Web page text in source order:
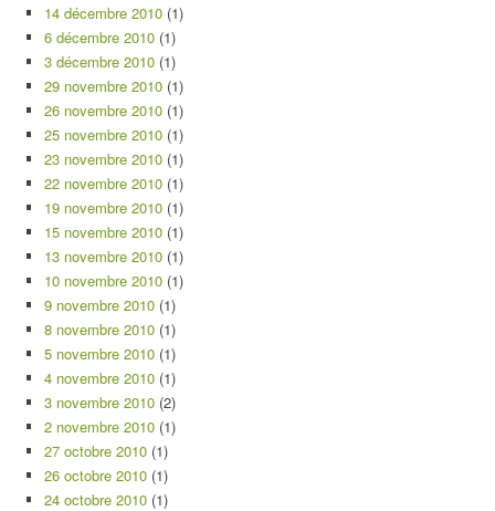
14 décembre 2010 (1)
6 décembre 2010 (1)
3 décembre 2010 (1)
29 novembre 2010 (1)
26 novembre 2010 (1)
25 novembre 2010 (1)
23 novembre 2010 (1)
22 novembre 2010 (1)
19 novembre 2010 (1)
15 novembre 2010 (1)
13 novembre 2010 (1)
10 novembre 2010 (1)
9 novembre 2010 (1)
8 novembre 2010 (1)
5 novembre 2010 (1)
4 novembre 2010 (1)
3 novembre 2010 (2)
2 novembre 2010 (1)
27 octobre 2010 (1)
26 octobre 2010 (1)
24 octobre 2010 (1)